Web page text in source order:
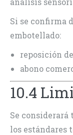
Si se confirma
embotellado:
reposición
abono
10.4
Se
los estándares